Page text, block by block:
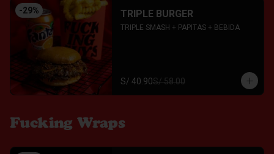
-29% TRIPLE BURGER
TRIPLE SMASH + PAPITAS + BEBIDA
S/ 40.90S/ 58.00
Fucking Wraps